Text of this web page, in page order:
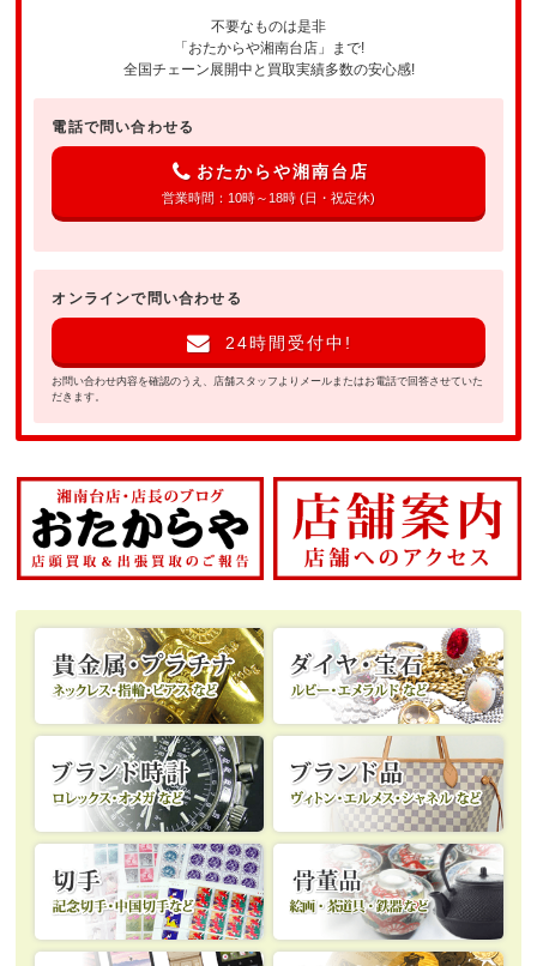
不要なものは是非
「おたからや湘南台店」まで!
全国チェーン展開中と買取実績多数の安心感!
電話で問い合わせる
おたからや湘南台店
営業時間：10時～18時 (日・祝定休)
オンラインで問い合わせる
24時間受付中!
お問い合わせ内容を確認のうえ、店舗スタッフよりメールまたはお電話で回答させていた
だきます。